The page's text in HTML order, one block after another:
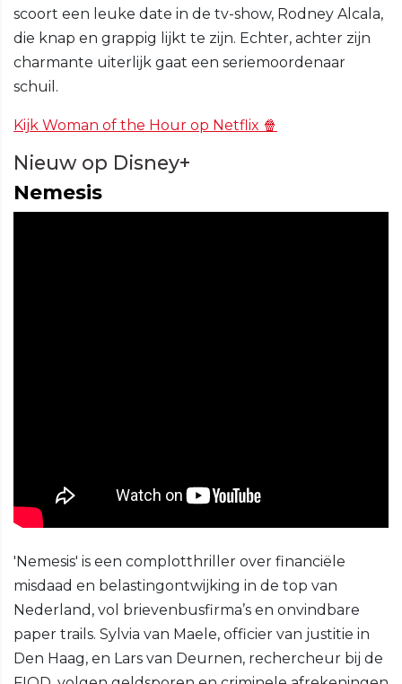
scoort een leuke date in de tv-show, Rodney Alcala,
die knap en grappig lijkt te zijn. Echter, achter zijn
charmante uiterlijk gaat een seriemoordenaar
schuil.
Kijk Woman of the Hour op Netflix 🍿
Nieuw op Disney+
Nemesis
'Nemesis' is een complotthriller over financiële
misdaad en belastingontwijking in de top van
Nederland, vol brievenbusfirma’s en onvindbare
paper trails. Sylvia van Maele, officier van justitie in
Den Haag, en Lars van Deurnen, rechercheur bij de